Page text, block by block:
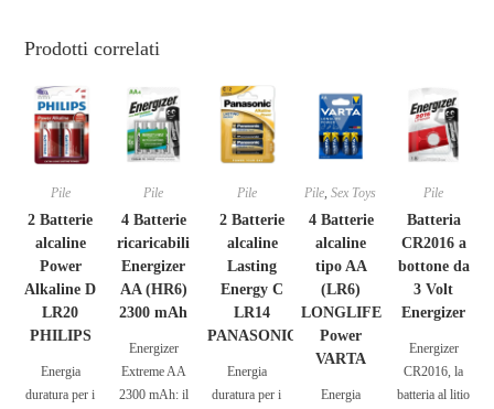
Prodotti correlati
Pile
2 Batterie
alcaline
Power
Alkaline D
LR20
PHILIPS
Energia
duratura per i
Pile
4 Batterie
ricaricabili
Energizer
AA (HR6)
2300 mAh
Energizer
Extreme AA
2300 mAh: il
Pile
2 Batterie
alcaline
Lasting
Energy C
LR14
PANASONIC
Energia
duratura per i
Pile,Sex Toys
4 Batterie
alcaline
tipo AA
(LR6)
LONGLIFE
Power
VARTA
Energia
Pile
Batteria
CR2016 a
bottone da
3 Volt
Energizer
Energizer
CR2016, la
batteria al litio